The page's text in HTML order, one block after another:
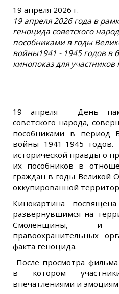
19 апреля 2026 г.
19 апреля 2026 года в
геноцида советского
пособниками в годы
войны1941 - 1945 годов в
кинопоказ для
19 апреля - День
советского народа,
пособниками в период
войны 1941-1945 годов.
исторической правды о
их пособников в
граждан в годы Великой
оккупированной
Кинокартина
развернувшимся на
Смоленщины, и
правоохранительных
факта геноцида.
После просмотра
в котором
впечатлениями и